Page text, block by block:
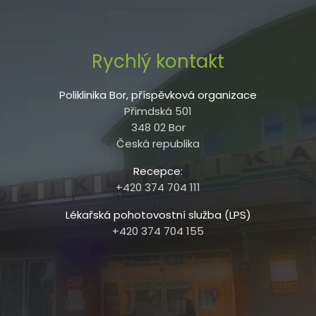
Rychlý kontakt
Poliklinika Bor, příspěvková organizace
Přimdská 501
348 02 Bor
Česká republika
Recepce:
+420 374 704 111
Lékařská pohotovostní služba (LPS)
+420 374 704 155